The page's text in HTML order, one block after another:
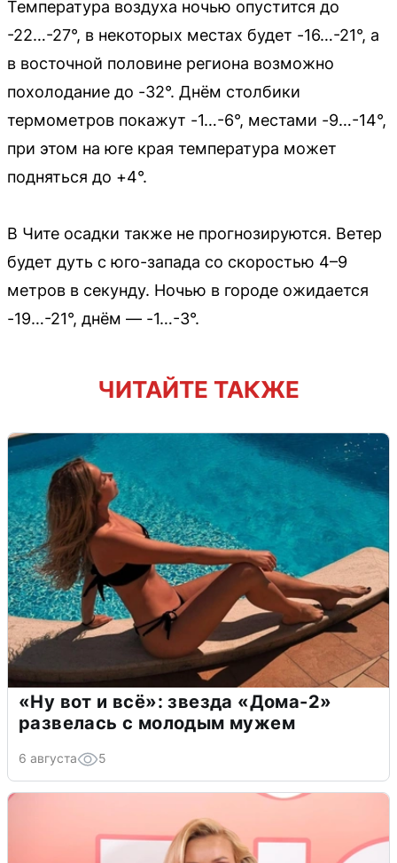
Температура воздуха ночью опустится до
-22…-27°, в некоторых местах будет -16…-21°, а
в восточной половине региона возможно
похолодание до -32°. Днём столбики
термометров покажут -1…-6°, местами -9…-14°,
при этом на юге края температура может
подняться до +4°.
В Чите осадки также не прогнозируются. Ветер
будет дуть с юго-запада со скоростью 4–9
метров в секунду. Ночью в городе ожидается
-19…-21°, днём — -1…-3°.
ЧИТАЙТЕ ТАКЖЕ
«Ну вот и всё»: звезда «Дома-2»
развелась с молодым мужем
6 августа 5